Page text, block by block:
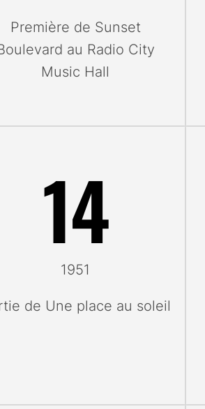
Première de Sunset
au Radio City
Music Hall
14
1951
de Une place au soleil